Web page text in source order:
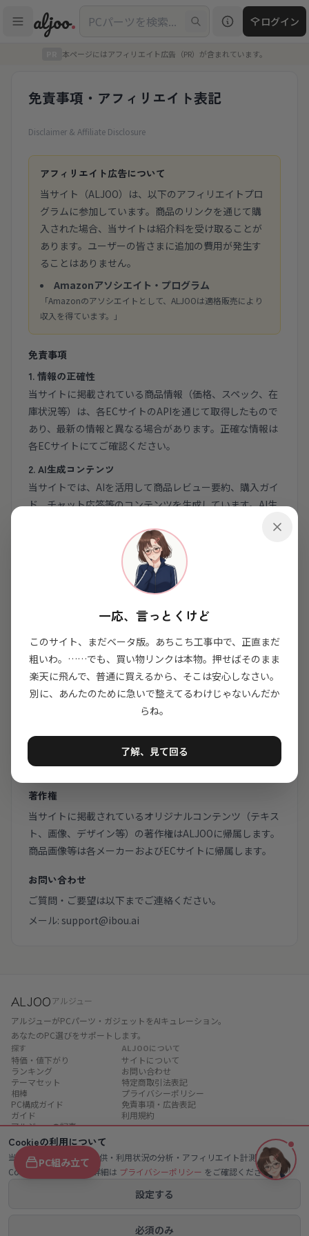
aljoo. ログイン
本ページにはアフィリエイト広告（PR）が含まれています。
免責事項・アフィリエイト表記
Disclaimer & Affiliate Disclosure
アフィリエイト広告について
当サイト（ALJOO）は、以下のアフィリエイトプロ
グラムに参加しています。商品のリンクを通じて購
入された場合、当サイトは紹介料を受け取ることが
あります。ユーザーの皆さまに追加の費用が発生す
ることはありません。
Amazonアソシエイト・プログラム
「Amazonのアソシエイトとして、ALJOOは適格販売により
収入を得ています。」
免責事項
1. 情報の正確性
当サイトに掲載されている商品情報（価格、スペック、在
庫状況等）は、各ECサイトのAPIを通じて取得したもので
あり、最新の情報と異なる場合があります。正確な情報は
各ECサイトにてご確認ください。
2. AI生成コンテンツ
当サイトでは、AIを活用して商品レビュー要約、購入ガイ
ド、チャット応答等のコンテンツを生成しています。AI生
成コンテンツは参考情報としてご利用ください。購入の最
終判断はご自身の責任でお願いいたします。
当サイトから外部サイトへのリンクは、ユーザーの利便性
のために提供しています。リンク先のコンテンツ、サービ
ス、個人情報の取り扱いについて、当サイトは責任を負い
4. 商品の購入について
当サイトは商品の販売を行っておりません。商品の購入、
決済、配送、返品等に関するすべての取引は、リンク先の
ECサイト（Amazon.co.jp等）との間で行われます。
当サイトの利用により生じた損害について、当サイトは一
切の責任を負いません。
著作権
当サイトに掲載されているオリジナルコンテンツ（テキス
ト、画像、デザイン等）の著作権はALJOOに帰属します。
商品画像等は各メーカーおよびECサイトに帰属します。
お問い合わせ
ご質問・ご要望は以下までご連絡ください。
メール: support@ibou.ai
Cookieの利用について
当サイトは、サービス提供・利用状況の分析・アフィリエイト計測のために
Cookieを使用します。詳細は プライバシーポリシー をご確認ください。
設定する
必須のみ
ALJOOアルジュー
アルジューがPCパーツ・ガジェットをAIキュレーション。
あなたのPC選びをサポートします。
探す
特価・値下がり
ランキング
テーマセット
相棒
PC構成ガイド
ガイド
アルジューの記事
用語辞典
ALJOOについて
サイトについて
お問い合わせ
特定商取引法表記
プライバシーポリシー
免責事項・広告表記
利用規約
楽天アフィリエイトを利用しています。「楽天市場」「楽天」は楽天グループ株式会
Amazonのアソシエイトとして、ALJOOは適格販売により収入を得ています。
一応、言っとくけど
このサイト、まだベータ版。あちこち工事中で、正直まだ
粗いわ。……でも、買い物リンクは本物。押せばそのまま
楽天に飛んで、普通に買えるから、そこは安心しなさい。
別に、あんたのために急いで整えてるわけじゃないんだか
らね。
了解、見て回る
PC組み立て